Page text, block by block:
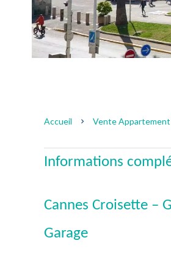
Accueil Vente Appartement
Informations
Cannes Croisette –
Garage